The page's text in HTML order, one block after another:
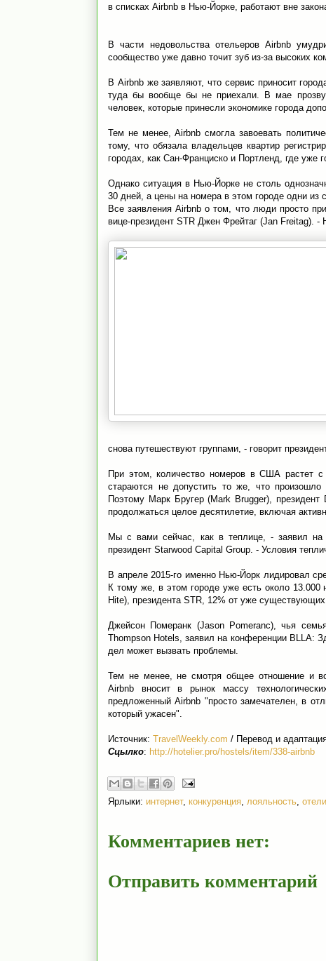
в списках Airbnb в Нью-Йорке, работают вне
В части недовольства отельеров Airbnb
сообщество уже давно точит зуб из-за высоких
В Airbnb же заявляют, что сервис приносит
туда бы вообще бы не приехали. В мае
человек, которые принесли экономике города
Тем не менее, Airbnb смогла завоевать
тому, что обязала владельцев квартир
городах, как Сан-Франциско и Портленд, где уже
Однако ситуация в Нью-Йорке не столь
30 дней, а цены на номера в этом городе одни из
Все заявления Airbnb о том, что люди просто
вице-президент STR Джен Фрейтаг (Jan Freitag).
снова путешествуют группами, - говорит
При этом, количество номеров в США растет
стараются не допустить то же, что произошло
Поэтому Марк Бругер (Mark Brugger),
продолжаться целое десятилетие, включая
Мы с вами сейчас, как в теплице, - заявил на
президент Starwood Capital Group. - Условия
В апреле 2015-го именно Нью-Йорк лидировал
К тому же, в этом городе уже есть около
Hite), президента STR, 12% от уже
Джейсон Померанк (Jason Pomeranc), чья
Thompson Hotels, заявил на конференции BLLA:
дел может вызвать проблемы.
Тем не менее, не смотря общее отношение и
Airbnb вносит в рынок массу
предложенный Airbnb "просто замечателен, в
который ужасен".
Источник: TravelWeekly.com / Перевод и
Сцылко: http://hotelier.pro/hostels/item/338-airbnb
Ярлыки: интернет, конкуренция лояльность отели
Комментариев нет:
Отправить комментарий